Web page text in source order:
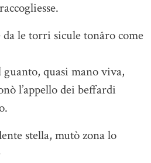
le torri sicule tonâro come
quasi mano viva,
l’appello dei beffardi
stella, mutò zona lo